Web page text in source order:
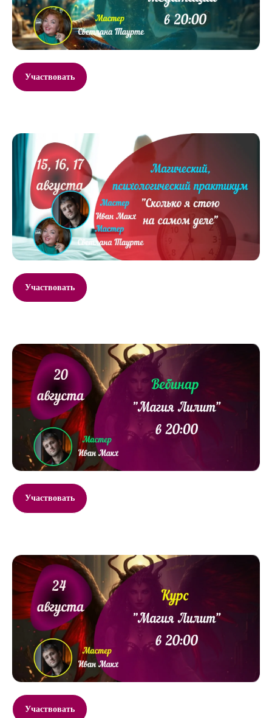
Участвовать
Участвовать
Участвовать
Участвовать